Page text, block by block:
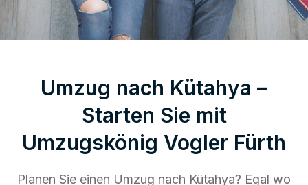
Umzug nach Kütahya –
Starten Sie mit
Umzugskönig Vogler Fürth
Planen Sie einen Umzug nach Kütahya? Egal wo